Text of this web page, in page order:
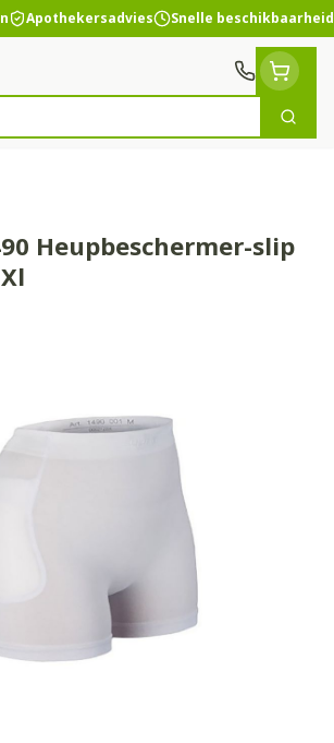
Apothekersadvies Snelle beschikbaarheid
Zoek
Heupbeschermer-slip